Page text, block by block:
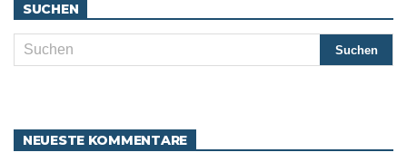
SUCHEN
NEUESTE KOMMENTARE